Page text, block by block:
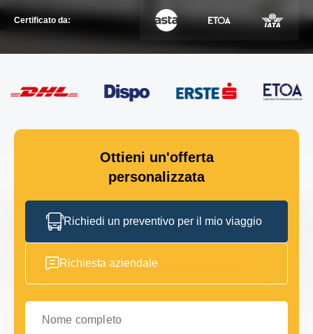
Certificato da:
Ottieni un'offerta
personalizzata
Richiedi un preventivo per il mio viaggio
Richiesta aziendale
Nome completo